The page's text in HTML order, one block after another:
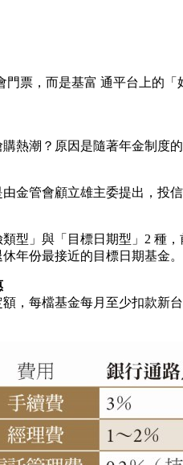
票，而是基富 通平台上的
熱潮？原因是隨著年金制
金管會顧立雄主委提出，
型」與「目標日期型」2 種
年份最接近的目標日期基金。
，每檔基金每月至少扣款新